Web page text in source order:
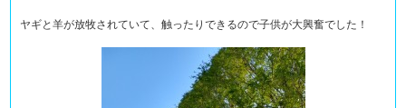
ヤギと羊が放牧されていて、触ったりできるので子供が大興奮でした！